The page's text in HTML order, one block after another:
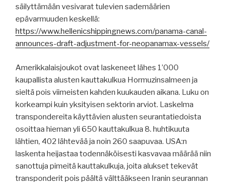
säilyttämään vesivarat tulevien sademäärien
epävarmuuden keskellä:
https://www.hellenicshippingnews.com/panama-canal-
announces-draft-adjustment-for-neopanamax-vessels/
Amerikkalaisjoukot ovat laskeneet lähes 1’000
kaupallista alusten kauttakulkua Hormuzinsalmeen ja
sieltä pois viimeisten kahden kuukauden aikana. Luku on
korkeampi kuin yksityisen sektorin arviot. Laskelma
transpondereita käyttävien alusten seurantatiedoista
osoittaa hieman yli 650 kauttakulkua 8. huhtikuuta
lähtien, 402 lähtevää ja noin 260 saapuvaa. USA:n
laskenta heijastaa todennäköisesti kasvavaa määrää niin
sanottuja pimeitä kauttakulkuja, joita alukset tekevät
transponderit pois päältä välttääkseen Iranin seurannan